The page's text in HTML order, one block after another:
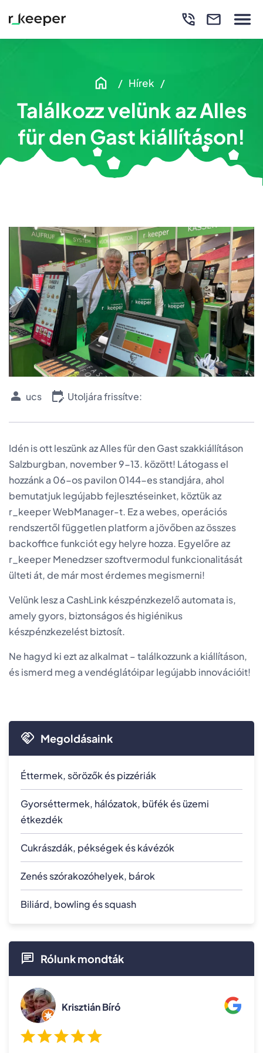
Hírek
Találkozz velünk az Alles
für den Gast kiállításon!
ucs Utoljára frissítve:
Idén is ott leszünk az Alles für den Gast szakkiállításon
Salzburgban, november 9-13. között! Látogass el
hozzánk a 06-os pavilon 0144-es standjára, ahol
bemutatjuk legújabb fejlesztéseinket, köztük az
r_keeper WebManager-t. Ez a webes, operációs
rendszertől független platform a jövőben az összes
backoffice funkciót egy helyre hozza. Egyelőre az
r_keeper Menedzser szoftvermodul funkcionalitását
ülteti át, de már most érdemes megismerni!
Velünk lesz a CashLink készpénzkezelő automata is,
amely gyors, biztonságos és higiénikus
készpénzkezelést biztosít.
Ne hagyd ki ezt az alkalmat – találkozzunk a kiállításon,
és ismerd meg a vendéglátóipar legújabb innovációit!
Megoldásaink
Éttermek, sörözők és pizzériák
Gyorséttermek, hálózatok, büfék és üzemi
étkezdék
Cukrászdák, pékségek és kávézók
Zenés szórakozóhelyek, bárok
Biliárd, bowling és squash
Rólunk mondták
Krisztián Bíró